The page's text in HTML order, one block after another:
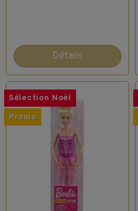
Détails
Sélection Noël
Promo